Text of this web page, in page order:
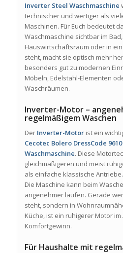
Inverter Steel Waschmaschine
technischer und wertiger als
Maschinen. Für Euch bedeutet
Waschmaschine sichtbar im
Hauswirtschaftsraum oder in
steht, macht sie optisch mehr
besonders gut zu modernen
Möbeln, Edelstahl-Elementen
Waschräumen.
Inverter-Motor –
regelmäßigem Waschen
Der Inverter-Motorist ein
Cecotec Bolero DressCode
Waschmaschine. Diese
gleichmäßigeren und meist
als einfache klassische
Die Maschine kann beim
angenehmer laufen. Gerade
steht, sondern in
Küche, ist ein ruhigerer Motor
Komfortgewinn.
Für Haushalte mit